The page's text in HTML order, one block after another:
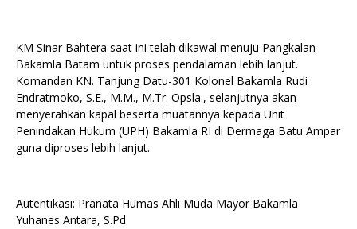
KM Sinar Bahtera saat ini telah dikawal menuju Pangkalan
Bakamla Batam untuk proses pendalaman lebih lanjut.
Komandan KN. Tanjung Datu-301 Kolonel Bakamla Rudi
Endratmoko, S.E., M.M., M.Tr. Opsla., selanjutnya akan
menyerahkan kapal beserta muatannya kepada Unit
Penindakan Hukum (UPH) Bakamla RI di Dermaga Batu Ampar
guna diproses lebih lanjut.
Autentikasi: Pranata Humas Ahli Muda Mayor Bakamla
Yuhanes Antara, S.Pd